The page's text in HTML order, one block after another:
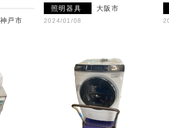
戸市
照明器具 大阪市
2024/01/08